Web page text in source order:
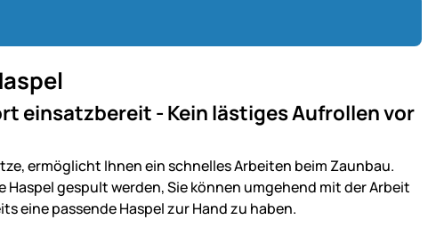
einsatzbereit - Kein lästiges Aufrollen vor
ermöglicht Ihnen ein schnelles Arbeiten beim Zaunbau.
gespult werden, Sie können umgehend mit der Arbeit
eine passende Haspel zur Hand zu haben.